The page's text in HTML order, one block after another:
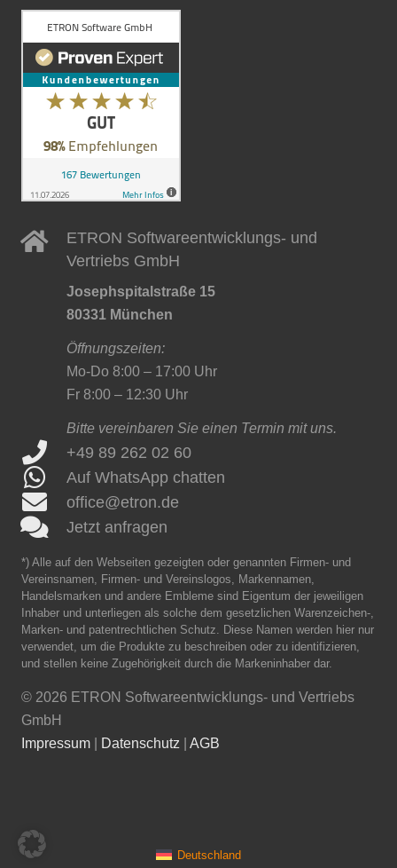
ETRON Softwareentwicklungs- und
Vertriebs GmbH
Josephspitalstraße 15
80331 München
Öffnungszeiten:
Mo-Do 8:00 – 17:00 Uhr
Fr 8:00 – 12:30 Uhr
Bitte vereinbaren Sie einen Termin mit uns.
+49 89 262 02 60
Auf WhatsApp chatten
office@etron.de
Jetzt anfragen
*) Alle auf den Webseiten gezeigten oder genannten Firmen- und
Vereinsnamen, Firmen- und Vereinslogos, Markennamen,
Handelsmarken und andere Embleme sind Eigentum der jeweiligen
Inhaber und unterliegen als solche dem gesetzlichen Warenzeichen-,
Marken- und patentrechtlichen Schutz. Diese Namen werden hier nur
verwendet, um die Produkte zu beschreiben oder zu identifizieren,
und stellen keine Zugehörigkeit durch die Markeninhaber dar.
© 2026 ETRON Softwareentwicklungs- und Vertriebs
GmbH
Impressum
Datenschutz AGB
Deutschland